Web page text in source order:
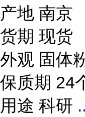
产地 南京
货期 现货
外观 固体
保质期 24
用途 科研